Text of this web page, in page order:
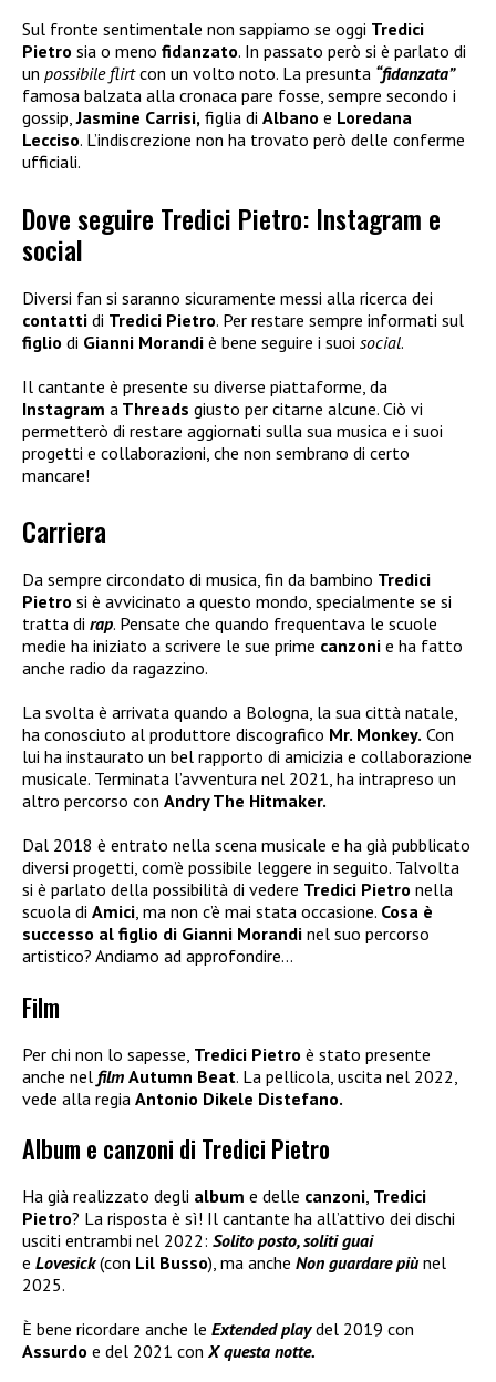
Sul fronte sentimentale non sappiamo se oggi Tredici
Pietro sia o meno fidanzato. In passato però si è parlato di
un possibile flirtcon un volto noto. La presunta “fidanzata”
famosa balzata alla cronaca pare fosse, sempre secondo i
gossip,Jasmine Carrisi, figlia di Albano e Loredana
Lecciso. L’indiscrezione non ha trovato però delle conferme
ufficiali.
Dove seguire Tredici Pietro: Instagram e
social
Diversi fan si saranno sicuramente messi alla ricerca dei
contatti di Tredici Pietro. Per restare sempre informati sul
figlio di Gianni Morandi è bene seguire i suoi social.
Il cantante è presente su diverse piattaforme, da
Instagram a Threads giusto per citarne alcune. Ciò vi
permetterò di restare aggiornati sulla sua musica e i suoi
progetti e collaborazioni, che non sembrano di certo
mancare!
Carriera
Da sempre circondato di musica, fin da bambino Tredici
Pietro si è avvicinato a questo mondo, specialmente se si
tratta di rap. Pensate che quando frequentava le scuole
medie ha iniziato a scrivere le sue prime canzoni e ha fatto
anche radio da ragazzino.
La svolta è arrivata quando a Bologna, la sua città natale,
ha conosciuto al produttore discografico Mr. Monkey. Con
lui ha instaurato un bel rapporto di amicizia e collaborazione
musicale. Terminata l’avventura nel 2021, ha intrapreso un
altro percorso con Andry The Hitmaker.
Dal 2018 è entrato nella scena musicale e ha già pubblicato
diversi progetti, com’è possibile leggere in seguito. Talvolta
si è parlato della possibilità di vedere Tredici Pietro nella
scuola di Amici, ma non c’è mai stata occasione. Cosa è
successo al figlio di Gianni Morandi nel suo percorso
artistico? Andiamo ad approfondire…
Film
Per chi non lo sapesse, Tredici Pietro è stato presente
anche nel film Autumn Beat. La pellicola, uscita nel 2022,
vede alla regia Antonio Dikele Distefano.
Album e canzoni di Tredici Pietro
Ha già realizzato degli album e delle canzoni Tredici
Pietro? La risposta è sì! Il cantante ha all’attivo dei dischi
usciti entrambi nel 2022: Solito posto, soliti guai
e Lovesick (con Lil Busso), ma anche Non guardare piùnel
2025.
È bene ricordare anche le Extended playdel 2019 con
Assurdo e del 2021 con X questa notte.